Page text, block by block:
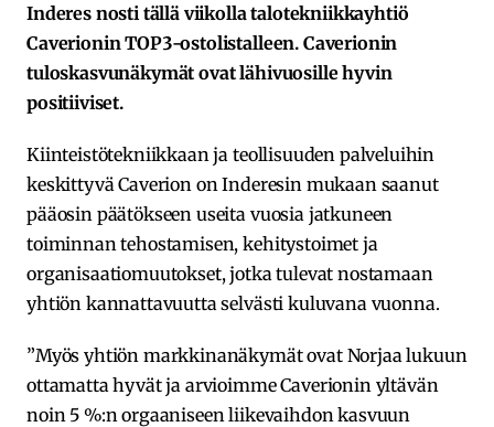
Inderes nosti tällä viikolla talotekniikkayhtiö
Caverionin TOP3-ostolistalleen. Caverionin
tuloskasvunäkymät ovat lähivuosille hyvin
positiiviset.
Kiinteistötekniikkaan ja teollisuuden palveluihin
keskittyvä Caverion on Inderesin mukaan saanut
pääosin päätökseen useita vuosia jatkuneen
toiminnan tehostamisen, kehitystoimet ja
organisaatiomuutokset, jotka tulevat nostamaan
yhtiön kannattavuutta selvästi kuluvana vuonna.
”Myös yhtiön markkinanäkymät ovat Norjaa lukuun
ottamatta hyvät ja arvioimme Caverionin yltävän
noin 5 %:n orgaaniseen liikevaihdon kasvuun